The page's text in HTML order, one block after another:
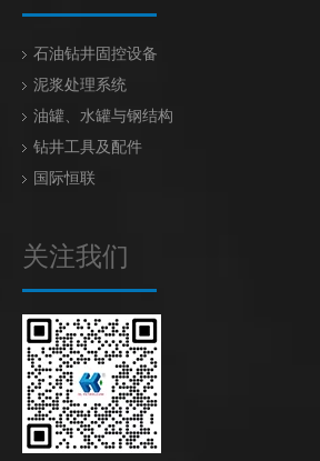
石油钻井固控设备
泥浆处理系统
油罐、水罐与钢结构
钻井工具及配件
国际恒联
关注我们